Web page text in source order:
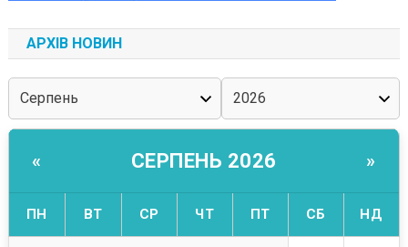
АРХІВ НОВИН
« СЕРПЕНЬ 2026 »
ПН ВТ СР ЧТ ПТ СБ НД